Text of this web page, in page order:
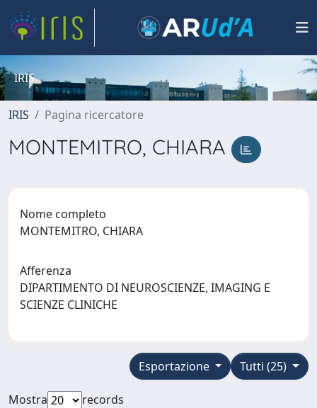
IRIS
IRIS Pagina ricercatore
MONTEMITRO, CHIARA
Nome completo
MONTEMITRO, CHIARA
Afferenza
DIPARTIMENTO DI NEUROSCIENZE, IMAGING E
SCIENZE CLINICHE
Tutti (25)
Esportazione
Mostra
records